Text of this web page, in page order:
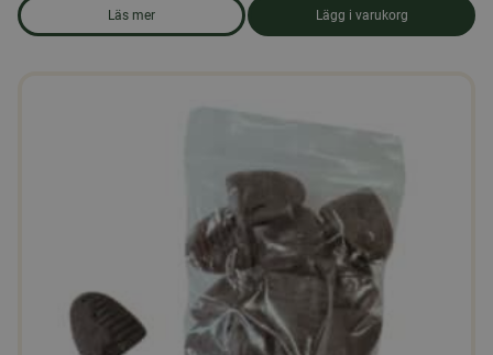
Läs mer
om produkten Ekologiskt strösocker 25 kg
Lägg i varukorg